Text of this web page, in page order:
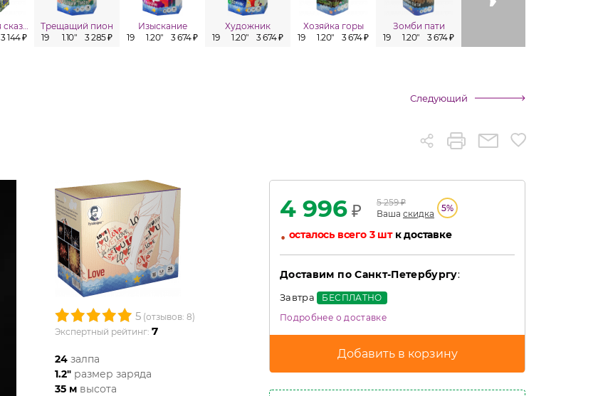
Искристая сказка
3 144 ₽
Трещащий пион
19
1.10" 3 285 ₽
Изыскание
19
1.20" 3 674 ₽
Художник
19
1.20" 3 674 ₽
Хозяйка горы
19
1.20" 3 674 ₽
Зомби пати
19
1.20" 3 674 ₽
Следующий
5 (отзывов: 8)
Экспертный рейтинг: 7
24 залпа
1.2" размер заряда
35 м высота
4 996 ₽ 5 259₽
Ваша скидка
5%
• осталось всего 3 штк доставке
Доставим по Санкт-Петербургу:
Завтра БЕСПЛАТНО
Подробнее о доставке